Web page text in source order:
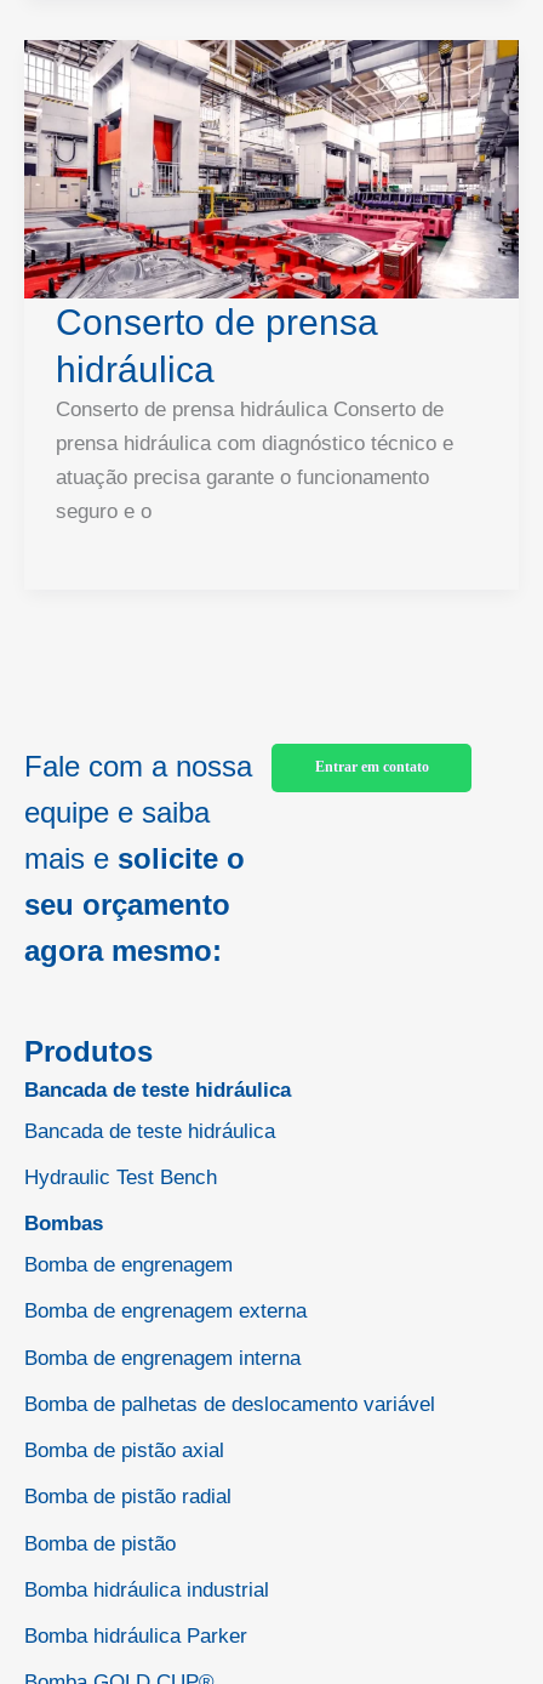
Conserto de prensa
hidráulica
Conserto de prensa hidráulica Conserto de
prensa hidráulica com diagnóstico técnico e
atuação precisa garante o funcionamento
seguro e o
Fale com a nossa
equipe e saiba
mais e solicite o
seu orçamento
agora mesmo:
Entrar em contato
Produtos
Bancada de teste hidráulica
Bancada de teste hidráulica
Hydraulic Test Bench
Bombas
Bomba de engrenagem
Bomba de engrenagem externa
Bomba de engrenagem interna
Bomba de palhetas de deslocamento variável
Bomba de pistão axial
Bomba de pistão radial
Bomba de pistão
Bomba hidráulica industrial
Bomba hidráulica Parker